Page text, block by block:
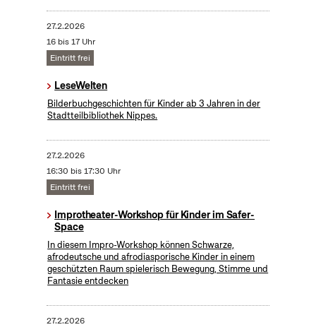
27.2.2026
16 bis 17 Uhr
Eintritt frei
LeseWelten
Bilderbuchgeschichten für Kinder ab 3 Jahren in der
Stadtteilbibliothek Nippes.
27.2.2026
16:30 bis 17:30 Uhr
Eintritt frei
Improtheater-Workshop für Kinder im Safer-
Space
In diesem Impro-Workshop können Schwarze,
afrodeutsche und afrodiasporische Kinder in einem
geschützten Raum spielerisch Bewegung, Stimme und
Fantasie entdecken
27.2.2026